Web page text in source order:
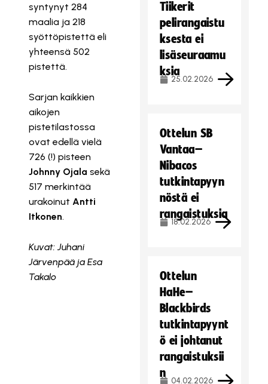
syntynyt 284
maalia ja 218
syöttöpistettä eli
yhteensä 502
pistettä.
Sarjan kaikkien
aikojen
pistetilastossa
ovat edellä vielä
726 (!) pisteen
Johnny Ojala sekä
517 merkintää
urakoinut Antti
Itkonen.
Kuvat: Juhani
Järvenpää ja Esa
Takalo
Tiikerit
pelirangaistu
ksesta ei
lisäseuraamu
ksia
25.02.2026
Ottelun SB
Vantaa–
Nibacos
tutkintapyyn
nöstä ei
rangaistuksia
18.02.2026
Ottelun
HaHe–
Blackbirds
tutkintapyynt
ö ei johtanut
rangaistuksii
n
04.02.2026